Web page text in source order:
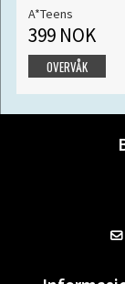
A*Teens
399 NOK
OVERVÅK